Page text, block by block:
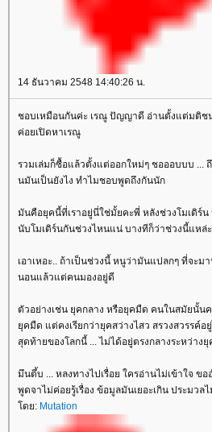
14 ธันวาคม 2548 14:40:26 น.
ชอบเหมือนกันค่ะ เรณู ปัญญาดี อ่านตั้งแต่มติช
ค่อยเปิดหาเรณู
รวมเล่มก็ซื้อแล้วตั้งแต่ออกใหม่ๆ ชอออบบบ ... ถึ
นมันเป็นยังไง ทำไมชอบพูดถึงกันนัก
มันคือยุคนี้ที่เราอยู่นี่ใช่มั้ยคะพี่ หลังช่วงโมเดิร์
นับโมเดิร์นกันช่วงไหนแน่ บางทีก็ว่าช่วงนี้แหล่
เอาเหอะ.. ถ้าเป็นช่วงนี้ หนูว่ามันแปลกๆ ที่จะม
นอนแล้วแต่คนมองอยู่ดี
ตัวอย่างเช่น ยุคกลาง หรือยุคมืด คนในสมัยนั้นค
คมืด แต่คงเรียกว่ายุคสว่างไสว สรวงสวรรค์อ
สุดท้ายของโลกนี้ ... ไม่ได้อยู่ตรงกลางระหว่าง
มึนตึ้บ ... หลงทางไปเรื่อย ใครอ่านไม่เข้าใจ
พูดจาไม่ค่อยรู้เรื่อง ข้อมูลมันเยอะเกิน ประมวล
ดย: Mutation